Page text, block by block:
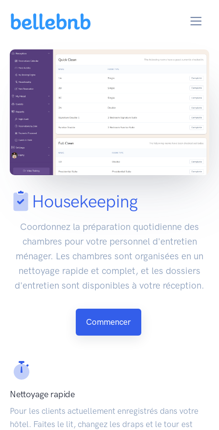
Housekeeping
Coordonnez la préparation quotidienne des
chambres pour votre personnel d'entretien
ménager. Les chambres sont organisées en un
nettoyage rapide et complet, et les dossiers
d'entretien sont disponibles à votre réception.
Commencer
Nettoyage rapide
Pour les clients actuellement enregistrés dans votre
hôtel. Faites le lit, changez les draps et le tour est